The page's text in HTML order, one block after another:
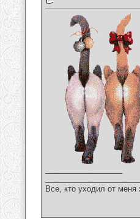
Все, кто уходил от